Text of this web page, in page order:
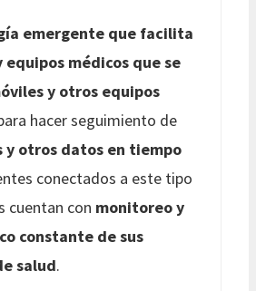
emergente que facilita
médicos que se
y otros equipos
hacer seguimiento de
y otros datos en tiempo
conectados a este tipo
cuentan con monitoreo y
constante de sus
salud.